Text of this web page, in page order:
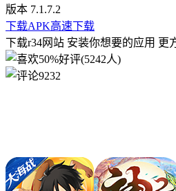
版本 7.1.7.2
下载APK高速下载
下载r34网站 安装你想要的应用 更
50%好评(5242人)
9232